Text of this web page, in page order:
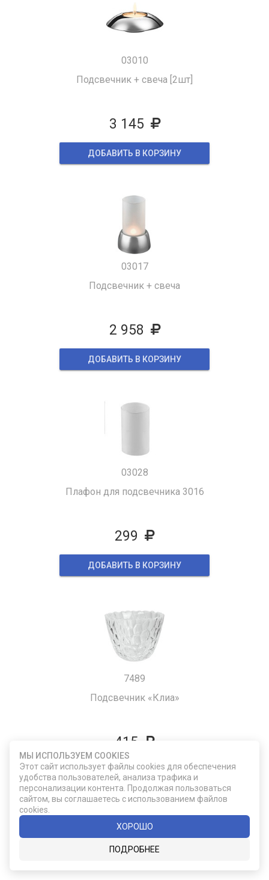
03010
Подсвечник + свеча [2шт]
3 145
ДОБАВИТЬ В КОРЗИНУ
03017
Подсвечник + свеча
2 958
ДОБАВИТЬ В КОРЗИНУ
03028
Плафон для подсвечника 3016
299
ДОБАВИТЬ В КОРЗИНУ
7489
Подсвечник «Клиа»
415
ДОБАВИТЬ В КОРЗИНУ
МЫ ИСПОЛЬЗУЕМ COOKIES
Этот сайт использует файлы cookies для обеспечения
удобства пользователей, анализа трафика и
персонализации контента. Продолжая пользоваться
сайтом, вы соглашаетесь с использованием файлов
cookies.
ХОРОШО
ПОДРОБНЕЕ